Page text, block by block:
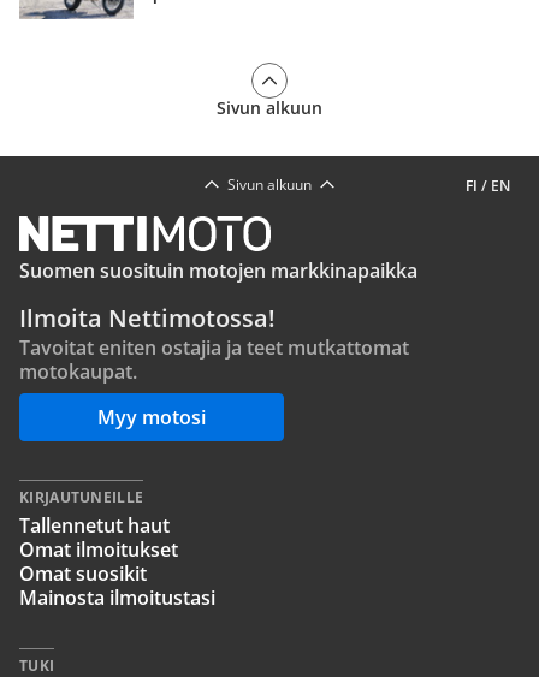
Sivun alkuun
FI / EN
Sivun alkuun
Suomen suosituin motojen markkinapaikka
Ilmoita Nettimotossa!
Tavoitat eniten ostajia ja teet mutkattomat
motokaupat.
Myy motosi
KIRJAUTUNEILLE
Tallennetut haut
Omat ilmoitukset
Omat suosikit
Mainosta ilmoitustasi
TUKI